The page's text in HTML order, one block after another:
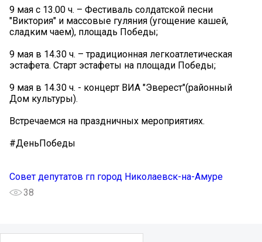
9 мая с 13.00 ч. – Фестиваль солдатской песни
"Виктория" и массовые гуляния (угощение кашей,
сладким чаем), площадь Победы;
9 мая в 14.30 ч. – традиционная легкоатлетическая
эстафета. Старт эстафеты на площади Победы;
9 мая в 14.30 ч. - концерт ВИА "Эверест"(районный
Дом культуры).
Встречаемся на праздничных мероприятиях.
#ДеньПобеды
Совет депутатов гп город Николаевск-на-Амуре
38